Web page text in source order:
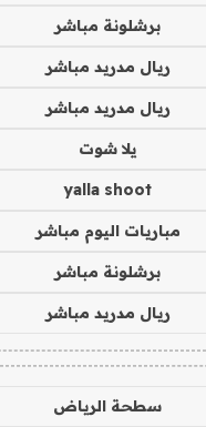
برشلونة مباشر
ريال مدريد مباشر
ريال مدريد مباشر
يلا شوت
yalla shoot
مباريات اليوم مباشر
برشلونة مباشر
ريال مدريد مباشر
سطحة الرياض